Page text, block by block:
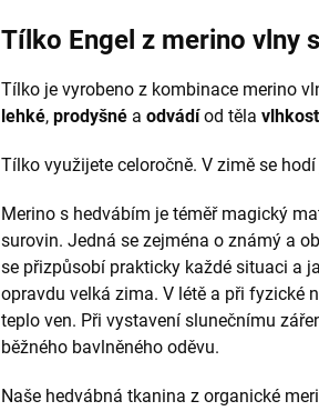
Tílko Engel z merino vlny
Tílko je vyrobeno z kombinace merino
lehké, prodyšné a odvádíod těla
Tílko využijete celoročně. V zimě se
Merino s hedvábím je téměř magický
surovin. Jedná se zejména o známý a
se přizpůsobí prakticky každé situaci a
opravdu velká zima. V létě a při fyzické
teplo ven. Při vystavení slunečnímu
běžného bavlněného oděvu.
Naše hedvábná tkanina z organické